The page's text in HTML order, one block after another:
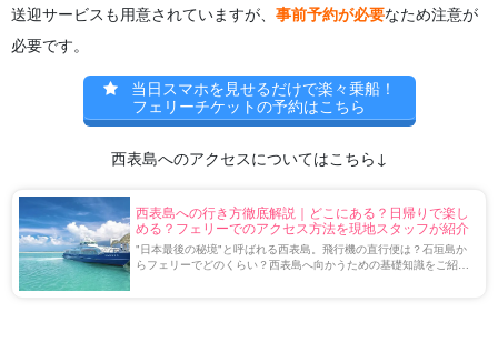
送迎サービスも用意されていますが、 事前予約が必要なため注意が
必要です。
当日スマホを見せるだけで楽々乗船！
フェリーチケットの予約はこちら
西表島へのアクセスについてはこちら↓
西表島への行き方徹底解説｜どこにある？日帰りで楽し
める？フェリーでのアクセス方法を現地スタッフが紹介
"日本最後の秘境"と呼ばれる西表島。飛行機の直行便は？石垣島か
らフェリーでどのくらい？西表島へ向かうための基礎知識をご紹